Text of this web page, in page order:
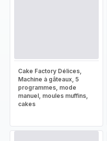
Cake Factory Délices,
Machine à gâteaux, 5
programmes, mode
manuel, moules muffins,
cakes